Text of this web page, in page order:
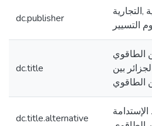
dc.publisher
,التجارية
التسيير
dc.title
الطاقوي
بين
الطاقوي
dc.title.alternative